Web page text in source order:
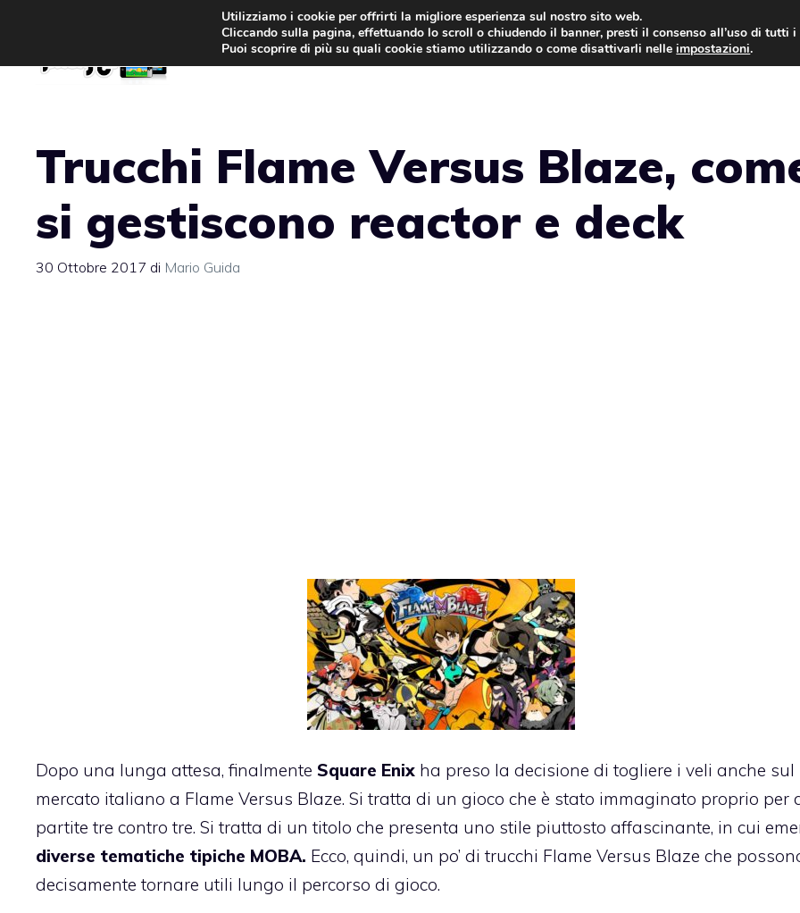
contenuto
GIOCHI NEWS
Trucchi Flame Versus Blaze,
si gestiscono reactor e deck
30 Ottobre 2017 di Mario Guida
Dopo una lunga attesa, finalmente Square Enix ha preso la decisione di togliere i veli anche sul
mercato italiano a Flame Versus Blaze. Si tratta di un gioco che è stato immaginato proprio per
partite tre contro tre. Si tratta di un titolo che presenta uno stile piuttosto affascinante, in cui
diverse tematiche tipiche MOBA. Ecco, quindi, un po’ di trucchi Flame Versus Blaze che
decisamente tornare utili lungo il percorso di gioco.
Utilizziamo i cookie per offrirti la migliore esperienza sul nostro sito web.
Cliccando sulla pagina, effettuando lo scroll o chiudendo il banner, presti il consenso all’uso di tutti i
Puoi scoprire di più su quali cookie stiamo utilizzando o come disattivarli nelleimpostazioni.